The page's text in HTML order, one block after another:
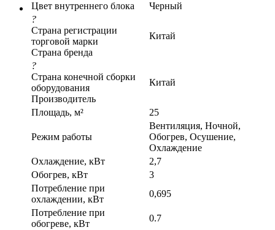
Цвет внутреннего блока
Черный
?
Страна регистрации
торговой марки
Страна бренда
Китай
?
Страна конечной сборки
оборудования
Производитель
Китай
Площадь, м² 25
Режим работы
Вентиляция, Ночной,
Обогрев, Осушение,
Охлаждение
Охлаждение, кВт
2,7
Обогрев, кВт
3
Потребление при
охлаждении, кВт
0,695
Потребление при
обогреве, кВт
0.7